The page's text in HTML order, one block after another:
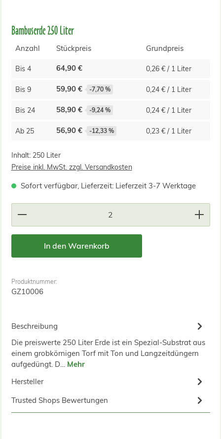
Bambuserde 250 Liter
Anzahl Stückpreis Grundpreis
Bis 4 64,90 € 0,26 € / 1 Liter
Bis 9 59,90 € -7,70 % 0,24 € / 1 Liter
Bis 24 58,90 € -9,24 % 0,24 € / 1 Liter
Ab 25 56,90 € -12,33 % 0,23 € / 1 Liter
Inhalt: 250 Liter
Preise inkl. MwSt. zzgl. Versandkosten
Sofort verfügbar, Lieferzeit: Lieferzeit 3-7 Werktage
Produkt Anzahl: Gib den gewünschten Wert ein
In den Warenkorb
Produktnummer:
GZ10006
Beschreibung
Die preiswerte 250 Liter Erde ist ein Spezial-Substrat aus
einem grobkörnigen Torf mit Ton und Langzeitdüngern
aufgedüngt. D… Mehr
Hersteller
Trusted Shops Bewertungen